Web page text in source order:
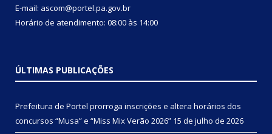
E-mail: ascom@portel.pa.gov.br
Horário de atendimento: 08:00 às 14:00
ÚLTIMAS PUBLICAÇÕES
Prefeitura de Portel prorroga inscrições e altera horários dos
concursos “Musa” e “Miss Mix Verão 2026” 15 de julho de 2026